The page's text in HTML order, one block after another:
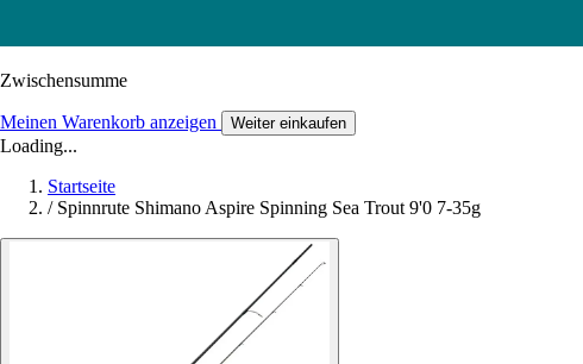
Zwischensumme
Meinen Warenkorb anzeigen Weiter einkaufen
Loading...
Startseite
/ Spinnrute Shimano Aspire Spinning Sea Trout 9'0 7-35g